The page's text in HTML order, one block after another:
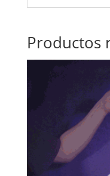
Productos